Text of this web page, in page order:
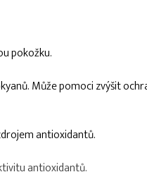
pokožku.
Může pomoci zvýšit
antioxidantů.
antioxidantů.